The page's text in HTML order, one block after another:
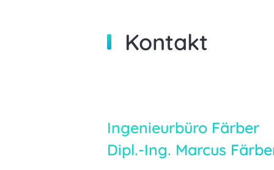
Kontakt
Ingenieurbüro Färber
Dipl.-Ing. Marcus